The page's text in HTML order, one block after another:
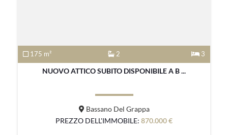
175 m² 2 3
NUOVO ATTICO SUBITO DISPONIBILE A B ...
Bassano Del Grappa
PREZZO DELL'IMMOBILE: 870.000 €